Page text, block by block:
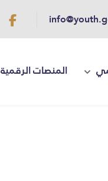
المنصات الرقمية